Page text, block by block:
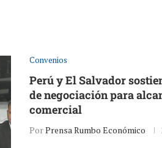
Convenios
Perú y El Salvador
de negociación para
comercial
PorPrensa Rumbo Económico